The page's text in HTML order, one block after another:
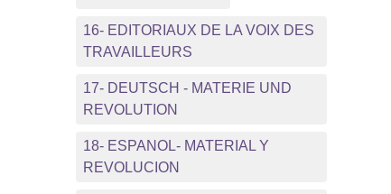
16- EDITORIAUX DE LA VOIX DES
TRAVAILLEURS
17- DEUTSCH - MATERIE UND
REVOLUTION
18- ESPANOL- MATERIAL Y
REVOLUCION